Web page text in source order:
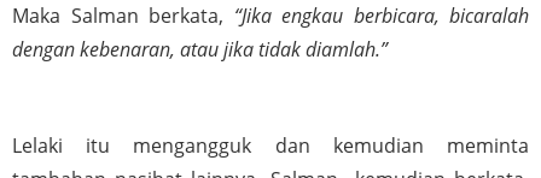
Maka Salman berkata, “Jika engkau berbicara, bicaralah
dengan kebenaran, atau jika tidak diamlah.”
Lelaki itu mengangguk dan kemudian meminta